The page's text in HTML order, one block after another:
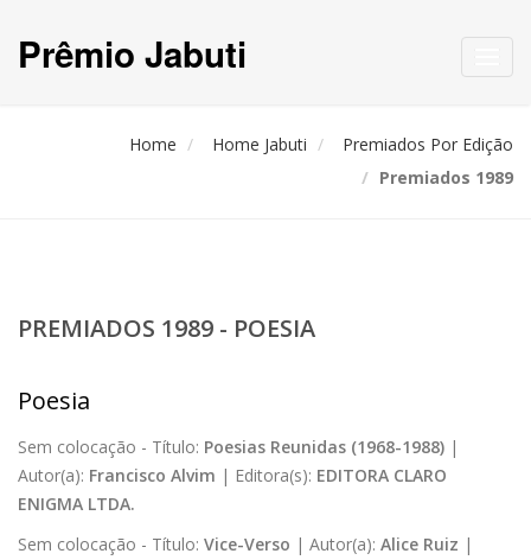
Prêmio Jabuti
Home Home Jabuti
Premiados Por Edição
Premiados 1989
PREMIADOS 1989 - POESIA
Poesia
Sem colocação - Título: Poesias Reunidas (1968-1988) |
Autor(a): Francisco Alvim | Editora(s): EDITORA CLARO
ENIGMA LTDA.
Sem colocação - Título: Vice-Verso | Autor(a): Alice Ruiz |